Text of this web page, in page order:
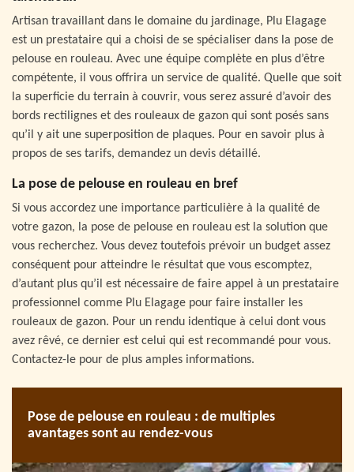
Artisan travaillant dans le domaine du jardinage, Plu Elagage
est un prestataire qui a choisi de se spécialiser dans la pose de
pelouse en rouleau. Avec une équipe complète en plus d’être
compétente, il vous offrira un service de qualité. Quelle que soit
la superficie du terrain à couvrir, vous serez assuré d’avoir des
bords rectilignes et des rouleaux de gazon qui sont posés sans
qu’il y ait une superposition de plaques. Pour en savoir plus à
propos de ses tarifs, demandez un devis détaillé.
La pose de pelouse en rouleau en bref
Si vous accordez une importance particulière à la qualité de
votre gazon, la pose de pelouse en rouleau est la solution que
vous recherchez. Vous devez toutefois prévoir un budget assez
conséquent pour atteindre le résultat que vous escomptez,
d’autant plus qu’il est nécessaire de faire appel à un prestataire
professionnel comme Plu Elagage pour faire installer les
rouleaux de gazon. Pour un rendu identique à celui dont vous
avez rêvé, ce dernier est celui qui est recommandé pour vous.
Contactez-le pour de plus amples informations.
Pose de pelouse en rouleau : de multiples
avantages sont au rendez-vous